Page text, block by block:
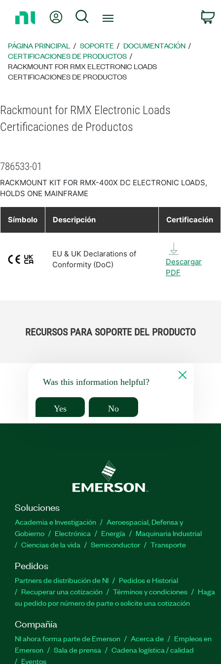
página
principal
Mi cuentaBúsqueda
PÁGINA PRINCIPAL SOPORTE
DOCUMENTACIÓN
CERTIFICACIONES DE PRODUCTOS
RACKMOUNT FOR RMX ELECTRONIC LOADS
CERTIFICACIONES DE PRODUCTOS
Rackmount for RMX Electronic Loads
Certificaciones de Productos
786533-01
RACKMOUNT KIT FOR RMX-400X DC ELECTRONIC LOADS,
HOLDS ONE MAINFRAME
Símbolo Descripción Certificación
EU & UK Declarations of
Conformity (DoC)
Descargar
PDF
RECURSOS PARA SOPORTE DEL PRODUCTO
Was this information helpful?
Yes No
Soluciones
Academia e Investigación
Aeroespacial, Defensa y
Gobierno
Electrónica Energía
Maquinaria Industrial
Ciencias de la vida
Semiconductor Transporte
Pedidos
Partners de distribución de NI
Pedidos e Historial
Recuperar una cotización
Términos y condiciones
Haga
su pedido por número de parte o solicite una cotización
Compañía
NI ahora forma parte de Emerson Acerca de
Empleos en
Emerson
Sala de prensa
Cadena logística / calidad
Eventos